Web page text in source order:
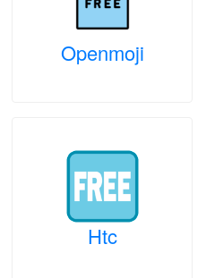
Openmoji
Htc